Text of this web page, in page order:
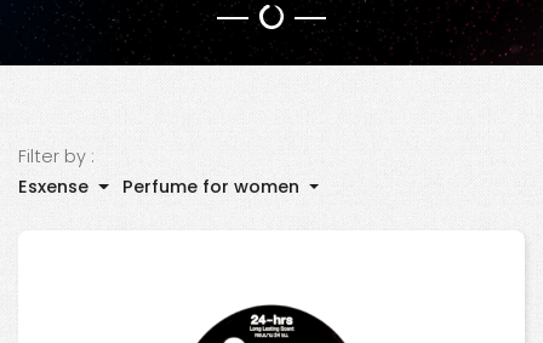
Filter by :
Esxense
Perfume for women